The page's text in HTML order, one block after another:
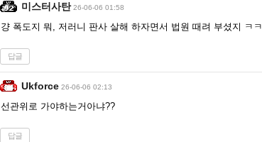
미스터사탄 26-06-06 01:58
걍 폭도지 뭐, 저러니 판사 살해 하자면서 법원 때려 부셨지 ㅋㅋ
답글
Ukforce 26-06-06 02:13
선관위로 가야하는거아냐??
답글